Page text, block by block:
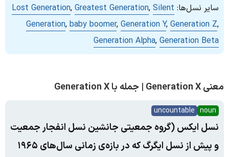
سایر نسل‌ها:
Lost Generation, Greatest Generation, Silent
Generation, baby boomer, Generation Y, Generation Z,
Generation Alpha, Generation Beta
معنی Generation X | جمله با Generation X
noun
uncountable
نسل ایکس (گروه جمعیتی جانشین نسل انفجار جمعیت
و پیش از نسل ایگرگ که در بازه‌ی زمانی سال‌های ۱۹۶۵